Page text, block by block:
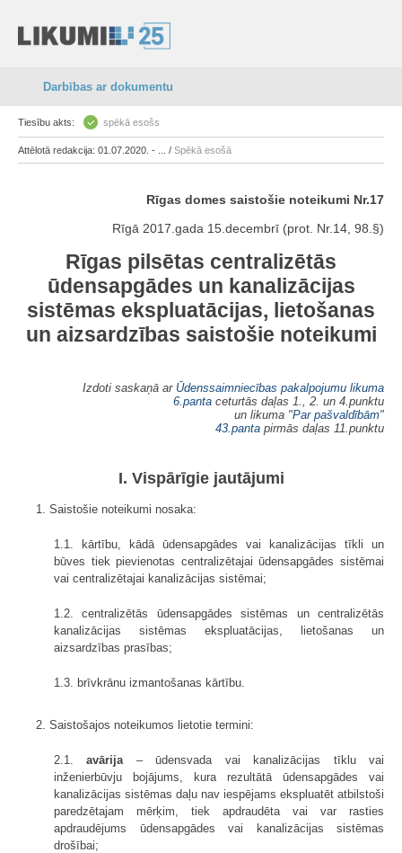
Darbības ar dokumentu
Tiesību akts: spēkā esošs
Attēlotā redakcija: 01.07.2020. - ... / Spēkā esošā
Rīgas domes saistošie noteikumi Nr.17
Rīgā 2017.gada 15.decembrī (prot. Nr.14, 98.§)
Rīgas pilsētas centralizētās
ūdensapgādes un kanalizācijas
sistēmas ekspluatācijas, lietošanas
un aizsardzības saistošie noteikumi
Izdoti saskaņā ar Ūdenssaimniecības pakalpojumu likuma
6.panta ceturtās daļas 1., 2. un 4.punktu
un likuma "Par pašvaldībām"
43.panta pirmās daļas 11.punktu
I. Vispārīgie jautājumi
1. Saistošie noteikumi nosaka:
1.1. kārtību, kādā ūdensapgādes vai kanalizācijas tīkli un
būves tiek pievienotas centralizētajai ūdensapgādes sistēmai
vai centralizētajai kanalizācijas sistēmai;
1.2. centralizētās ūdensapgādes sistēmas un centralizētās
kanalizācijas sistēmas ekspluatācijas, lietošanas un
aizsardzības prasības;
1.3. brīvkrānu izmantošanas kārtību.
2. Saistošajos noteikumos lietotie termini:
2.1.avārija – ūdensvada vai kanalizācijas tīklu vai
inženierbūvju bojājums, kura rezultātā ūdensapgādes vai
kanalizācijas sistēmas daļu nav iespējams ekspluatēt atbilstoši
paredzētajam mērķim, tiek apdraudēta vai var rasties
apdraudējums ūdensapgādes vai kanalizācijas sistēmas
drošībai;